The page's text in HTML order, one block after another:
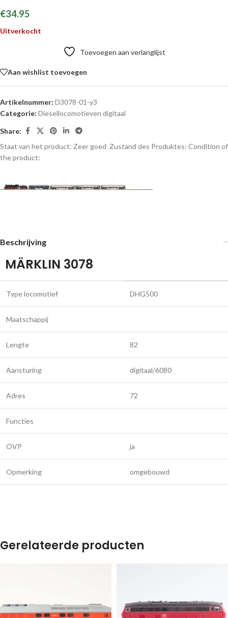
€34.95
Uitverkocht
Toevoegen aan verlanglijst
Aan wishlist toevoegen
Artikelnummer: D3078-01-y3
Categorie: Diesellocomotieven digitaal
Share:
Staat van het product: Zeer goed Zustand des Produktes: Condition of
the product:
Beschrijving
MÄRKLIN 3078
Type locomotief DHG500
Maatschappij
Lengte 82
Aansturing digitaal/6080
Adres 72
Functies
OVP ja
Opmerking omgebouwd
Gerelateerde producten